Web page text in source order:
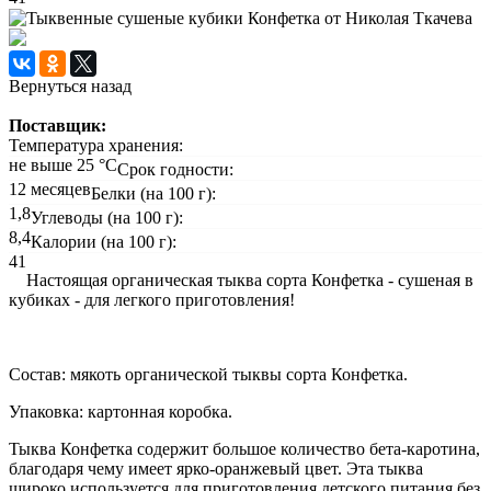
Вернуться назад
Поставщик:
Температура хранения:
не выше 25 °ССрок годности:
12 месяцевБелки (на 100 г):
1,8Углеводы (на 100 г):
8,4Калории (на 100 г):
41
Настоящая органическая тыква сорта Конфетка - сушеная в
кубиках - для легкого приготовления!
Состав: мякоть органической тыквы сорта Конфетка.
Упаковка: картонная коробка.
Тыква Конфетка содержит большое количество бета-каротина,
благодаря чему имеет ярко-оранжевый цвет. Эта тыква